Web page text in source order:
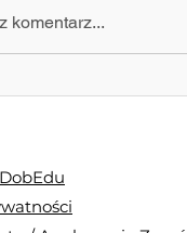
komentarz...